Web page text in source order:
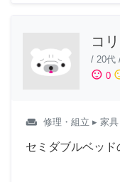
コ
/ 20代
sentiment_satisfied 0
weekend 修理・組立 ▸ 家具
セミダブルベッド